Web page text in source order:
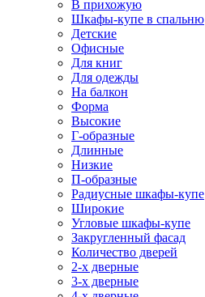
В прихожую
Шкафы-купе в спальню
Детские
Офисные
Для книг
Для одежды
На балкон
Форма
Высокие
Г-образные
Длинные
Низкие
П-образные
Радиусные шкафы-купе
Широкие
Угловые шкафы-купе
Закругленный фасад
Количество дверей
2-х дверные
3-х дверные